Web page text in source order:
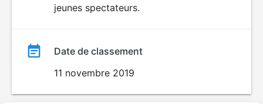
jeunes spectateurs.
Date de classement
11 novembre 2019